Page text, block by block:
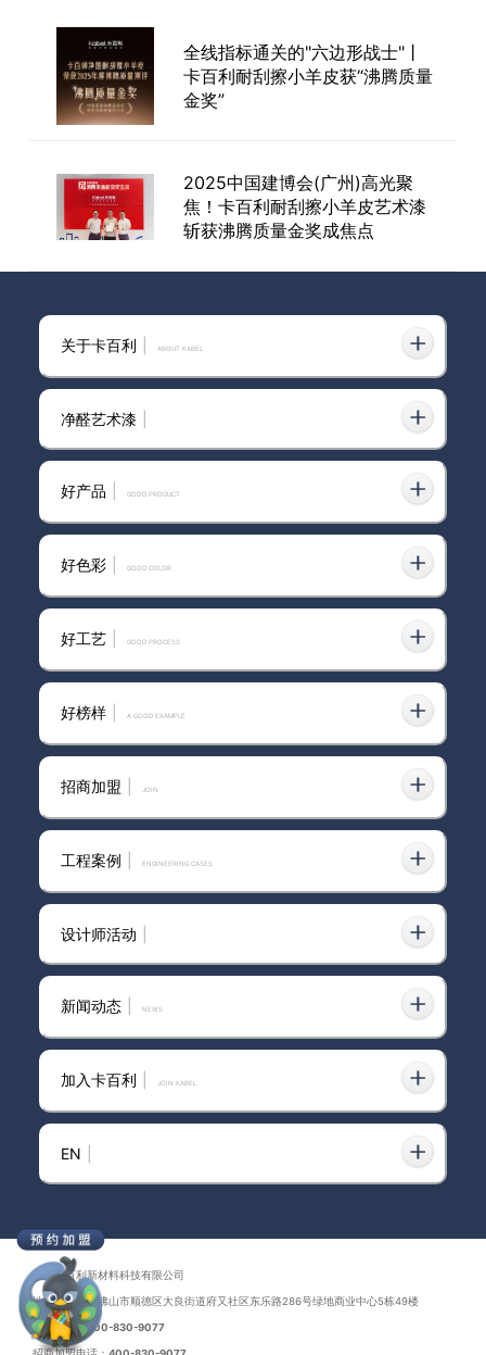
卡百利520超级品牌日丨总裁放
价，千万补贴，多重表白豪礼等
你来抢！
母亲节丨爱你的话，都藏在这
里......卡百利艺术漆
全线指标通关的"六边形战士"丨
卡百利耐刮擦小羊皮获“沸腾质量
金奖”
2025中国建博会(广州)高光聚
焦！卡百利耐刮擦小羊皮艺术漆
斩获沸腾质量金奖成焦点
关于卡百利 ABOUT KABEL
净醛艺术漆
好产品 GOOD PRODUCT
好色彩 GOOD COLOR
好工艺 GOOD PROCESS
好榜样 A GOOD EXAMPLE
招商加盟 join
工程案例 ENGINEERING CASES
设计师活动
新闻动态 news
加入卡百利 JOIN KABEL
EN
广东卡百利新材料科技有限公司
地址：广东省佛山市顺德区大良街道府又社区东乐路286号绿地商业中心5栋49楼
联系电话：400-830-9077